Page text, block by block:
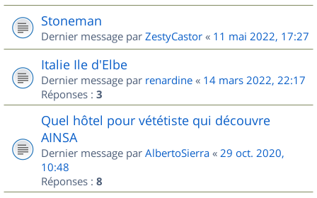
Stoneman
Dernier message par ZestyCastor « 11 mai 2022, 17:27
Italie Ile d'Elbe
Dernier message par renardine « 14 mars 2022, 22:17
Réponses : 3
Quel hôtel pour vététiste qui découvre
AINSA
Dernier message par AlbertoSierra « 29 oct. 2020,
10:48
Réponses : 8